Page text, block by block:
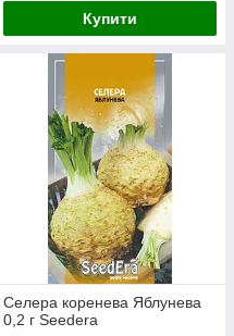
Купити
Селера коренева Яблунева
0,2 г Seedera